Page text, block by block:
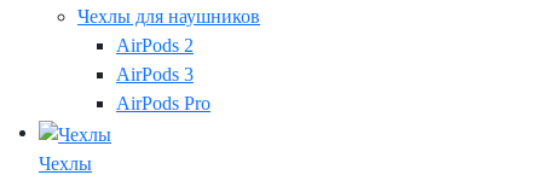
Чехлы для наушников
AirPods 2
AirPods 3
AirPods Pro
Чехлы